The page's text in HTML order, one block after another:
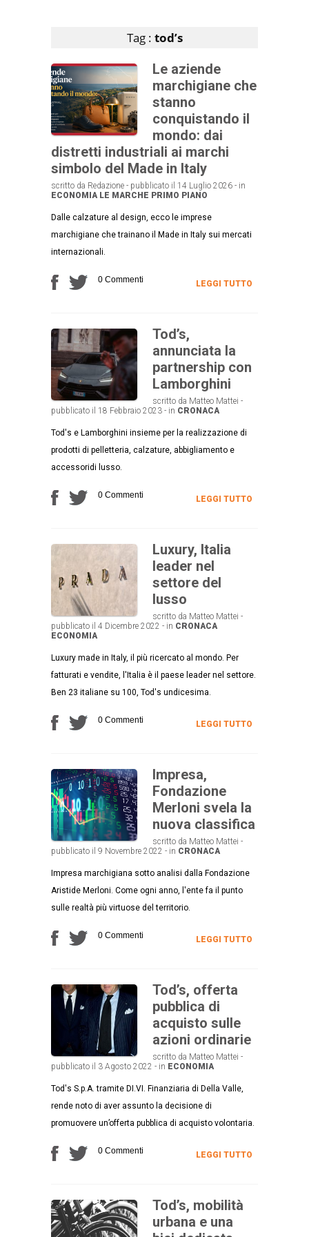
Tag : tod’s
Le aziende
marchigiane che
stanno
conquistando il
mondo: dai
distretti industriali ai marchi
simbolo del Made in Italy
scritto da Redazione - pubblicato il 14 Luglio 2026 - in
ECONOMIA LE MARCHE PRIMO PIANO
Dalle calzature al design, ecco le imprese
marchigiane che trainano il Made in Italy sui mercati
internazionali.
0 Commenti LEGGI TUTTO
Tod’s,
annunciata la
partnership con
Lamborghini
scritto da Matteo Mattei -
pubblicato il 18 Febbraio 2023 - in CRONACA
Tod's e Lamborghini insieme per la realizzazione di
prodotti di pelletteria, calzature, abbigliamento e
accessoridi lusso.
0 Commenti LEGGI TUTTO
Luxury, Italia
leader nel
settore del
lusso
scritto da Matteo Mattei -
pubblicato il 4 Dicembre 2022 - in CRONACA
ECONOMIA
Luxury made in Italy, il più ricercato al mondo. Per
fatturati e vendite, l'Italia è il paese leader nel settore.
Ben 23 italiane su 100, Tod's undicesima.
0 Commenti LEGGI TUTTO
Impresa,
Fondazione
Merloni svela la
nuova classifica
scritto da Matteo Mattei -
pubblicato il 9 Novembre 2022 - in CRONACA
Impresa marchigiana sotto analisi dalla Fondazione
Aristide Merloni. Come ogni anno, l'ente fa il punto
sulle realtà più virtuose del territorio.
0 Commenti LEGGI TUTTO
Tod’s, offerta
pubblica di
acquisto sulle
azioni ordinarie
scritto da Matteo Mattei -
pubblicato il 3 Agosto 2022 - in ECONOMIA
Tod's S.p.A. tramite DI.VI. Finanziaria di Della Valle,
rende noto di aver assunto la decisione di
promuovere un’offerta pubblica di acquisto volontaria.
0 Commenti LEGGI TUTTO
Tod’s, mobilità
urbana e una